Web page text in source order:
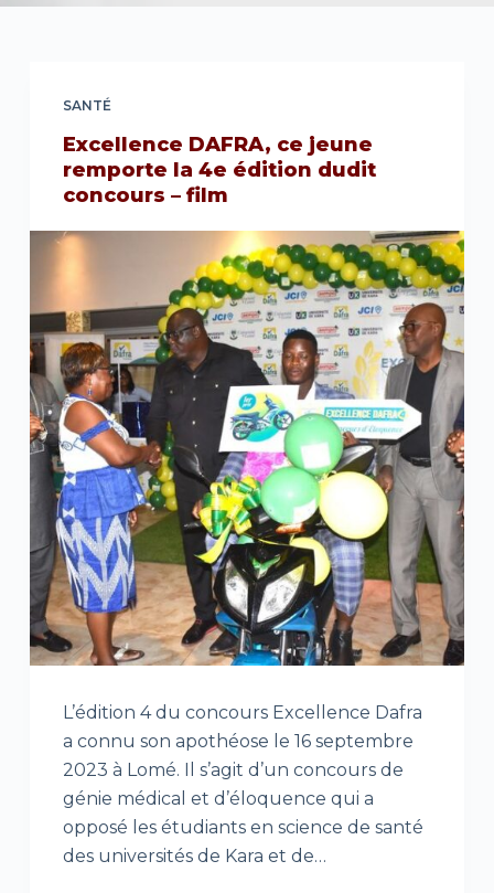
SANTÉ
Excellence DAFRA, ce jeune
remporte la 4e édition dudit
concours – film
L’édition 4 du concours Excellence Dafra
a connu son apothéose le 16 septembre
2023 à Lomé. Il s’agit d’un concours de
génie médical et d’éloquence qui a
opposé les étudiants en science de santé
des universités de Kara et de…